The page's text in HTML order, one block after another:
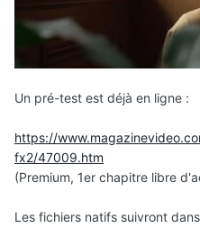
Un pré-test est déjà en ligne :
https://
fx2/47009.htm
(Premium, 1er chapitre libre
Les fichiers natifs suivront